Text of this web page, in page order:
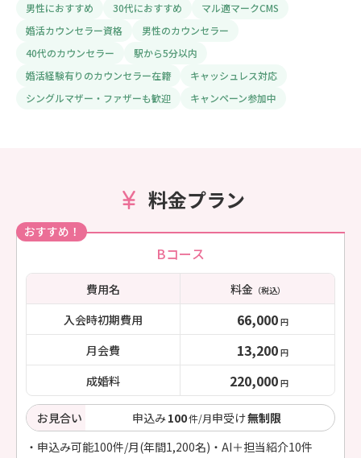
男性におすすめ
30代におすすめ
マル適マークCMS
婚活カウンセラー資格
男性のカウンセラー
40代のカウンセラー
駅から5分以内
婚活経験有りのカウンセラー在籍
キャッシュレス対応
シングルマザー・ファザーも歓迎
キャンペーン参加中
料金プラン
おすすめ！
Bコース
費用名 料金（税込）
入会時初期費用 66,000 円
月会費 13,200 円
成婚料 220,000 円
お見合い 申込み100件/月申受け無制限
・申込み可能100件/月(年間1,200名)・AI＋担当紹介10件